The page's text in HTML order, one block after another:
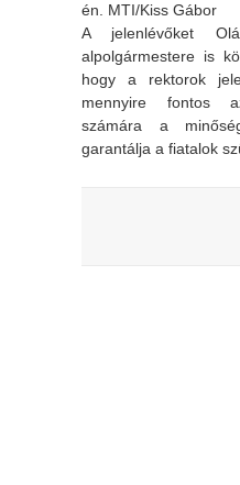
én. MTI/Kiss Gábor
A jelenlévőket
alpolgármestere is
hogy a rektorok
mennyire fontos
számára a
garantálja a fiatalok